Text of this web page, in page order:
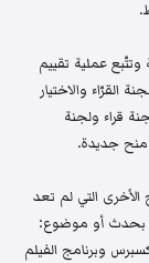
المختلفة وتتّبع عملية تقييم
القرّاء والاختيار
قراء ولجنة
جديدة.
التي لم تعد
بحدث أو موضوع:
وبرنامج الفيلم